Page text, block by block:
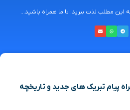
این مطلب لذت ببرید. با ما همراه باشید...